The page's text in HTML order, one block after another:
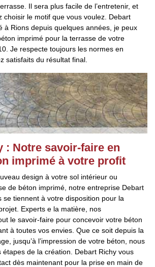
Il sera plus facile de l’entretenir, et
choisir le motif que vous voulez. Debart
à Rions depuis quelques années, je peux
imprimé pour la terrasse de votre
Je respecte toujours les normes en
satisfaits du résultat final.
: Notre savoir-faire en
imprimé à votre profit
design à votre sol intérieur ou
de béton imprimé, notre entreprise Debart
se tiennent à votre disposition pour la
Experts e la matière, nos
le savoir-faire pour concevoir votre béton
à toutes vos envies. Que ce soit depuis la
jusqu’à l’impression de votre béton, nous
étapes de la création. Debart Richy vous
dès maintenant pour la prise en main de